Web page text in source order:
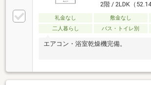
2階 / 2LDK（
礼金なし 敷金なし
二人暮らし
バス・トイレ別
エアコン・浴室乾燥機完備。